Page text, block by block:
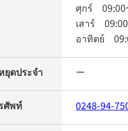
ศุกร์ 09:00
เสาร์ 09:00
อาทิตย์
ยุดประจำ ー
ศัพท์ 0248-94-